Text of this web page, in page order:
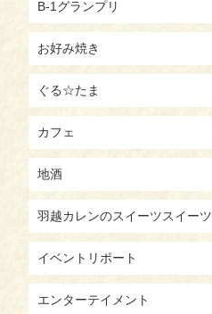
B-1グランプリ
お好み焼き
ぐる☆たま
カフェ
地酒
羽越カレンのスイーツスイーツ
イベントリポート
エンターテイメント